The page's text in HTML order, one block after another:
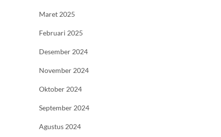
Maret 2025
Februari 2025
Desember 2024
November 2024
Oktober 2024
September 2024
Agustus 2024